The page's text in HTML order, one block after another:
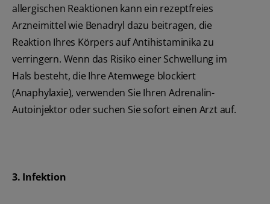
allergischen Reaktionen kann ein rezeptfreies
Arzneimittel wie Benadryl dazu beitragen, die
Reaktion Ihres Körpers auf Antihistaminika zu
verringern. Wenn das Risiko einer Schwellung im
Hals besteht, die Ihre Atemwege blockiert
(Anaphylaxie), verwenden Sie Ihren Adrenalin-
Autoinjektor oder suchen Sie sofort einen Arzt auf.
3. Infektion